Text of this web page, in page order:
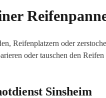
Reifenplatzern oder
oder tauschen den
Sinsheim